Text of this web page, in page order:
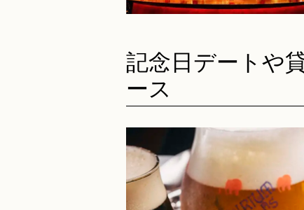
店内には大型プロジェクターを完
切パーティーでの映像演出や、ス
観戦イベントなどでも大活躍しま
記念日デートや
ース